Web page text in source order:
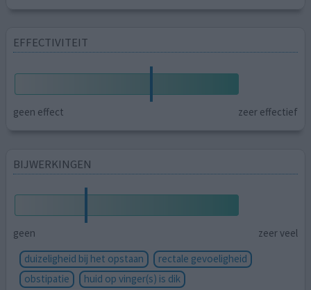
EFFECTIVITEIT
geen effect zeer effectief
BIJWERKINGEN
geen
zeer veel
duizeligheid bij het opstaan
rectale gevoeligheid
obstipatie
huid op vinger(s) is dik